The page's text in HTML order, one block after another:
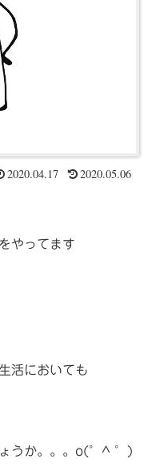
2020.04.17 2020.05.06
やってます
活においても
うか。。。o(゜^ ゜)